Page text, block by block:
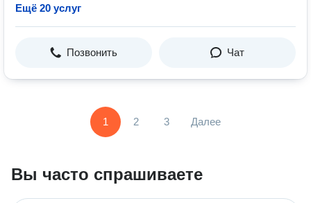
Ещё 20 услуг
Позвонить Чат
1 2 3 Далее
Вы часто спрашиваете